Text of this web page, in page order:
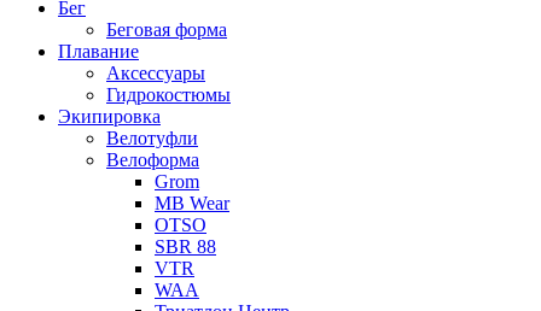
Бег
Беговая форма
Плавание
Аксессуары
Гидрокостюмы
Экипировка
Велотуфли
Велоформа
Grom
MB Wear
OTSO
SBR 88
VTR
WAA